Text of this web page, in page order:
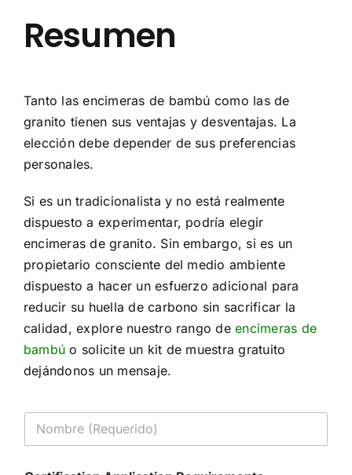
Resumen
Tanto las encimeras de bambú como las de
granito tienen sus ventajas y desventajas. La
elección debe depender de sus preferencias
personales.
Si es un tradicionalista y no está realmente
dispuesto a experimentar, podría elegir
encimeras de granito. Sin embargo, si es un
propietario consciente del medio ambiente
dispuesto a hacer un esfuerzo adicional para
reducir su huella de carbono sin sacrificar la
calidad, explore nuestro rango deencimeras de
bambú o solicite un kit de muestra gratuito
dejándonos un mensaje.
N
m